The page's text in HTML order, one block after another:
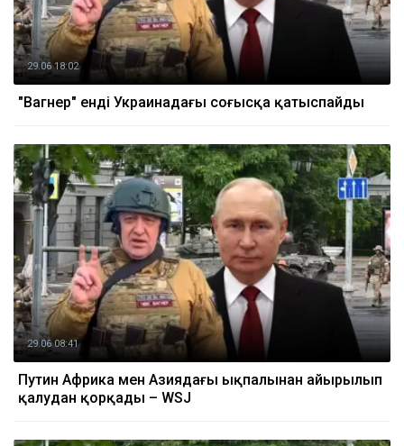
29.06 18:02
"Вагнер" енді Украинадағы соғысқа қатыспайды
29.06 08:41
Путин Африка мен Азиядағы ықпалынан айырылып
қалудан қорқады – WSJ